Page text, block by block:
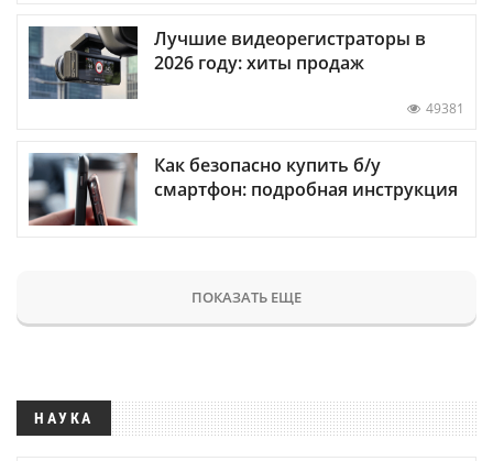
Лучшие видеорегистраторы в
2026 году: хиты продаж
49381
Как безопасно купить б/у
смартфон: подробная инструкция
ПОКАЗАТЬ ЕЩЕ
НАУКА